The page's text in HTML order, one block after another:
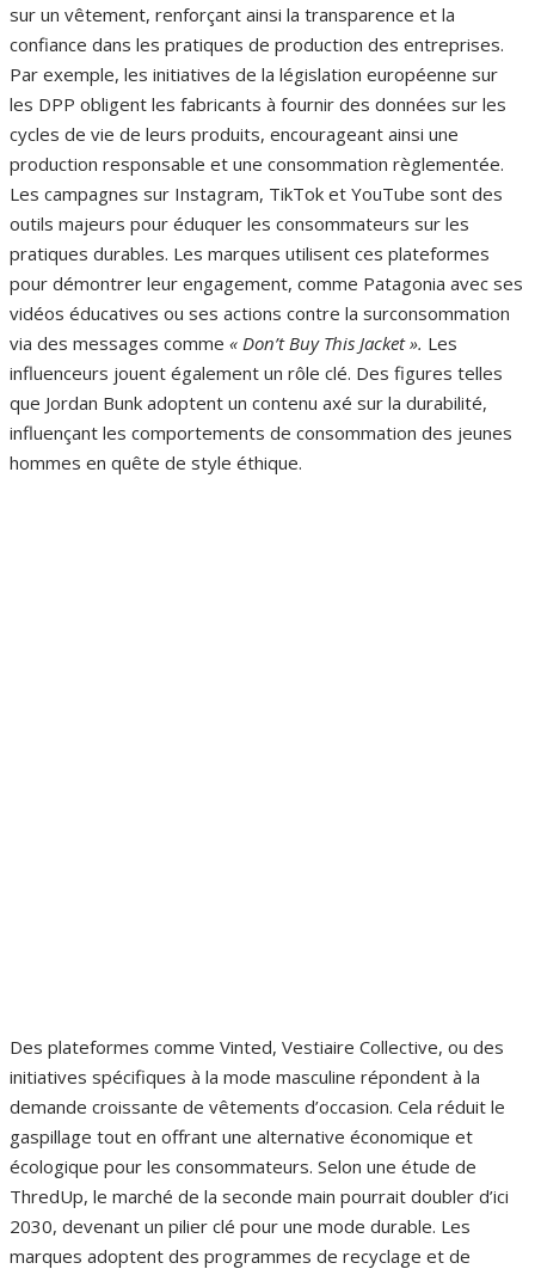
sur un vêtement, renforçant ainsi la transparence et la
confiance dans les pratiques de production des entreprises.
Par exemple, les initiatives de la législation européenne sur
les DPP obligent les fabricants à fournir des données sur les
cycles de vie de leurs produits, encourageant ainsi une
production responsable et une consommation règlementée.
Les campagnes sur Instagram, TikTok et YouTube sont des
outils majeurs pour éduquer les consommateurs sur les
pratiques durables. Les marques utilisent ces plateformes
pour démontrer leur engagement, comme Patagonia avec ses
vidéos éducatives ou ses actions contre la surconsommation
via des messages comme « Don’t Buy This Jacket ». Les
influenceurs jouent également un rôle clé. Des figures telles
que Jordan Bunk adoptent un contenu axé sur la durabilité,
influençant les comportements de consommation des jeunes
hommes en quête de style éthique.
Des plateformes comme Vinted, Vestiaire Collective, ou des
initiatives spécifiques à la mode masculine répondent à la
demande croissante de vêtements d’occasion. Cela réduit le
gaspillage tout en offrant une alternative économique et
écologique pour les consommateurs. Selon une étude de
ThredUp, le marché de la seconde main pourrait doubler d’ici
2030, devenant un pilier clé pour une mode durable. Les
marques adoptent des programmes de recyclage et de